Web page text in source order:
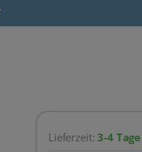
Lieferzeit:3-4 Tage